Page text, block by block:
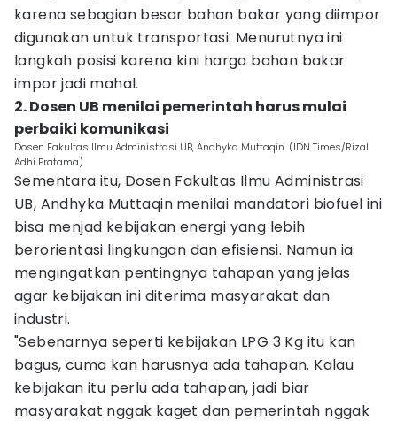
karena sebagian besar bahan bakar yang diimpor
digunakan untuk transportasi. Menurutnya ini
langkah posisi karena kini harga bahan bakar
impor jadi mahal.
2. Dosen UB menilai pemerintah harus mulai
perbaiki komunikasi
Dosen Fakultas Ilmu Administrasi UB, Andhyka Muttaqin. (IDN Times/Rizal
Adhi Pratama)
Sementara itu, Dosen Fakultas Ilmu Administrasi
UB, Andhyka Muttaqin menilai mandatori biofuel ini
bisa menjad kebijakan energi yang lebih
berorientasi lingkungan dan efisiensi. Namun ia
mengingatkan pentingnya tahapan yang jelas
agar kebijakan ini diterima masyarakat dan
industri.
"Sebenarnya seperti kebijakan LPG 3 Kg itu kan
bagus, cuma kan harusnya ada tahapan. Kalau
kebijakan itu perlu ada tahapan, jadi biar
masyarakat nggak kaget dan pemerintah nggak